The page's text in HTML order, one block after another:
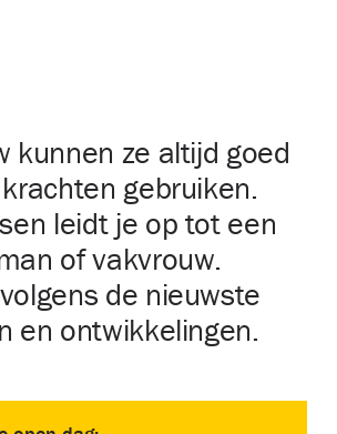
kunnen ze altijd goed
gebruiken.
leidt je op tot een
of vakvrouw.
de nieuwste
en ontwikkelingen.